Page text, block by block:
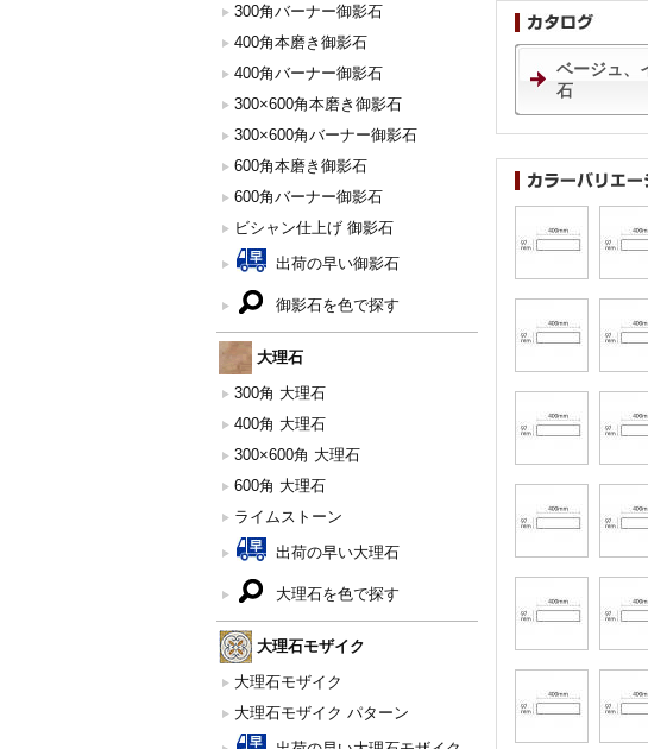
300角バーナー御影石
400角本磨き御影石
400角バーナー御影石
300×600角本磨き御影石
300×600角バーナー御影石
600角本磨き御影石
600角バーナー御影石
ビシャン仕上げ 御影石
出荷の早い御影石
御影石を色で探す
大理石
300角 大理石
400角 大理石
300×600角 大理石
600角 大理石
ライムストーン
出荷の早い大理石
大理石を色で探す
大理石モザイク
大理石モザイク
大理石モザイク パターン
ベージュ、
石